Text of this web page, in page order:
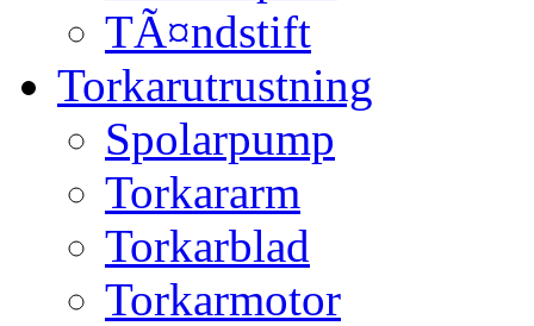
TÃ¤ndstift
Torkarutrustning
Spolarpump
Torkararm
Torkarblad
Torkarmotor